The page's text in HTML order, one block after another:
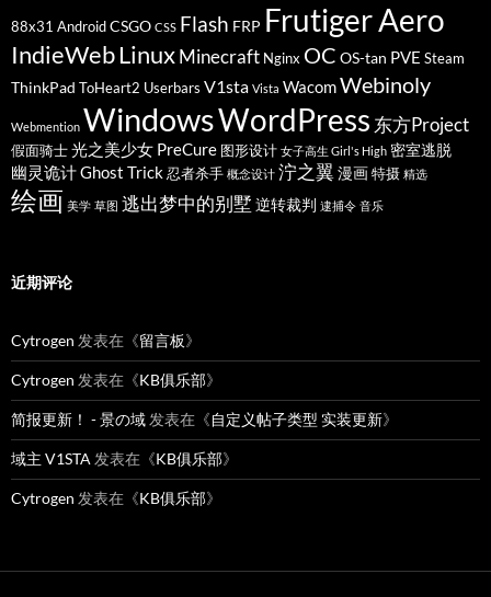
88x31 Android CSGO CSS Flash FRP Frutiger Aero
IndieWebLinuxMinecraft Nginx OC OS-tan PVE Steam
ThinkPad ToHeart2 Userbars V1sta Vista WacomWebinoly
Webmention WindowsWordPress 东方Project
假面骑士 光之美少女 PreCure 图形设计 女子高生 Girl's High 密室逃脱
幽灵诡计 Ghost Trick 忍者杀手 概念设计 泞之翼 漫画 特摄 精选
绘画 美学 草图 逃出梦中的别墅 逆转裁判 逮捕令 音乐
近期评论
Cytrogen 发表在《留言板》
Cytrogen 发表在《KB俱乐部》
简报更新！ - 景の域 发表在《自定义帖子类型 实装更新》
域主 V1STA 发表在《KB俱乐部》
Cytrogen 发表在《KB俱乐部》